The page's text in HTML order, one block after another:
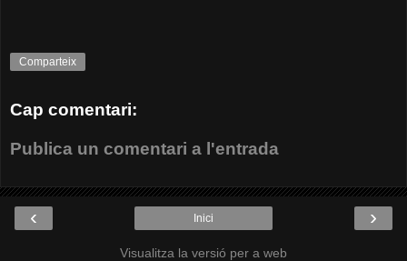
Comparteix
Cap comentari:
Publica un comentari a l'entrada
‹ ›
Inici
Visualitza la versió per a web